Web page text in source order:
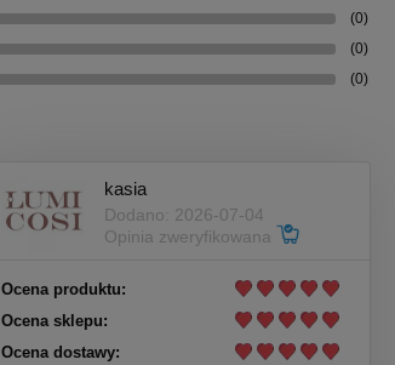
(0)
(0)
(0)
kasia
Dodano: 2026-07-04
Opinia zweryfikowana
Ocena produktu:
Ocena sklepu:
Ocena dostawy: